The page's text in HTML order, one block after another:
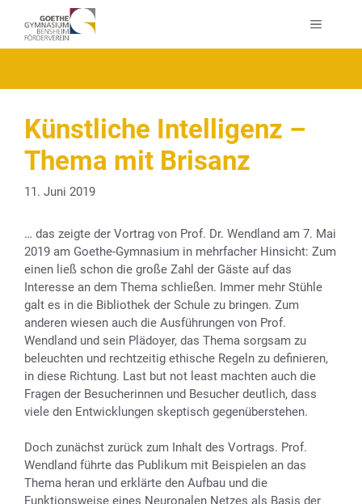
Inhalt
springen
MENÜ
Künstliche Intelligenz –
Thema mit Brisanz
11. Juni 2019
… das zeigte der Vortrag von Prof. Dr. Wendland am 7. Mai
2019 am Goethe-Gymnasium in mehrfacher Hinsicht: Zum
einen ließ schon die große Zahl der Gäste auf das
Interesse an dem Thema schließen. Immer mehr Stühle
galt es in die Bibliothek der Schule zu bringen. Zum
anderen wiesen auch die Ausführungen von Prof.
Wendland und sein Plädoyer, das Thema sorgsam zu
beleuchten und rechtzeitig ethische Regeln zu definieren,
in diese Richtung. Last but not least machten auch die
Fragen der Besucherinnen und Besucher deutlich, dass
viele den Entwicklungen skeptisch gegenüberstehen.
Doch zunächst zurück zum Inhalt des Vortrags. Prof.
Wendland führte das Publikum mit Beispielen an das
Thema heran und erklärte den Aufbau und die
Funktionsweise eines Neuronalen Netzes als Basis der